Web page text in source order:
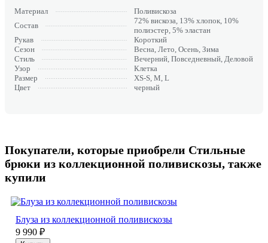
Материал
Поливискоза
Состав
72% вискоза, 13% хлопок, 10%
полиэстер, 5% эластан
Рукав
Короткий
Сезон
Весна, Лето, Осень, Зима
Стиль
Вечерний, Повседневный, Деловой
Узор
Клетка
Размер
XS-S, M, L
Цвет
черный
Покупатели, которые приобрели Стильные
брюки из коллекционной поливискозы, также
купили
Блуза из коллекционной поливискозы
9 990 ₽